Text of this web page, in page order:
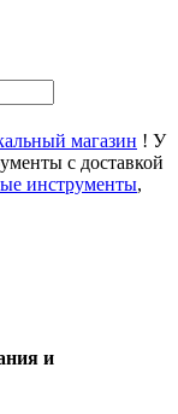
магазин ! У
с доставкой
инструменты,
и